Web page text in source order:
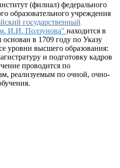
(филиал) федерального
образовательного учреждения
государственный
И.И. Ползунова" находится в
в 1709 году по Указу
уровни высшего образования:
и подготовку кадров
проводится по
реализуемым по очной, очно-